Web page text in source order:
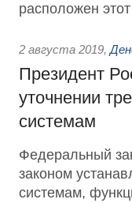
расположен
2 августа 2019,
Президент
уточнении
системам
Федеральный
законом
системам,